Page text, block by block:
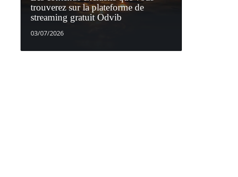
trouverez sur la plateforme de
streaming gratuit Odvib
03/07/2026